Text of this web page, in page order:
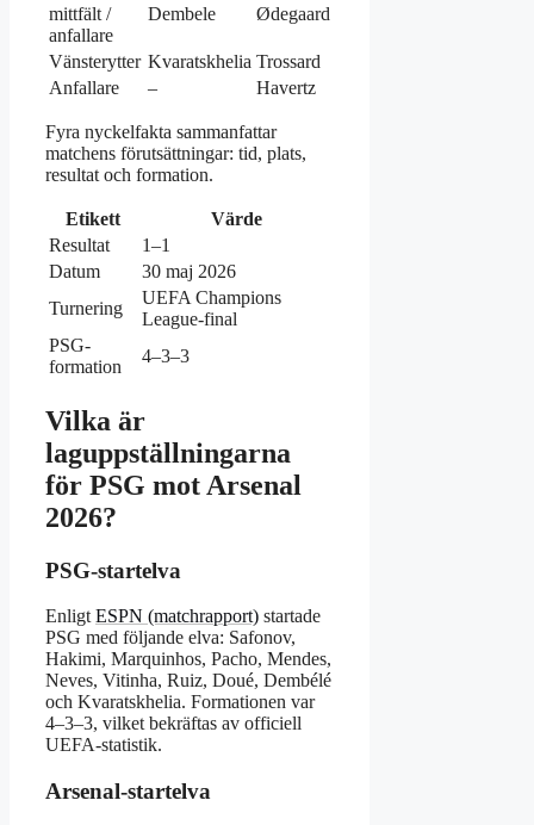
mittfält /
anfallare
Dembele Ødegaard
Vänsterytter Kvaratskhelia Trossard
Anfallare
– Havertz
Fyra nyckelfakta sammanfattar
matchens förutsättningar: tid, plats,
resultat och formation.
Etikett
Värde
Resultat
1–1
Datum
30 maj 2026
Turnering
UEFA Champions
League-final
PSG-
formation
4–3–3
Vilka är
laguppställningarna
för PSG mot Arsenal
2026?
PSG-startelva
EnligtESPN (matchrapport) startade
PSG med följande elva: Safonov,
Hakimi, Marquinhos, Pacho, Mendes,
Neves, Vitinha, Ruiz, Doué, Dembélé
och Kvaratskhelia. Formationen var
4–3–3, vilket bekräftas av officiell
UEFA-statistik.
Arsenal-startelva